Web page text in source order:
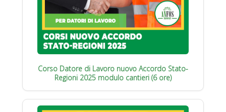
Corso Datore di Lavoro nuovo Accordo Stato-
Regioni 2025 modulo cantieri (6 ore)